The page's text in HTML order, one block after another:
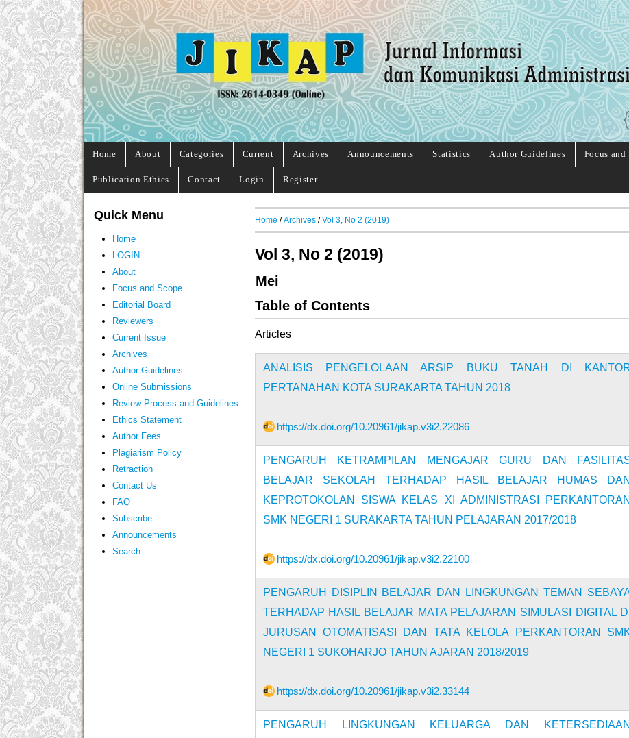
Home About Categories Current Archives Announcements Statistics Author Guidelines Focus and
Publication Ethics Contact Login Register
Quick Menu
Home
LOGIN
About
Focus and Scope
Editorial Board
Reviewers
Current Issue
Archives
Author Guidelines
Online Submissions
Review Process and Guidelines
Ethics Statement
Author Fees
Plagiarism Policy
Retraction
Contact Us
FAQ
Subscribe
Announcements
Search
Home /Archives /Vol 3, No 2 (2019)
Vol 3, No 2 (2019)
Mei
Table of Contents
Articles
ANALISIS PENGELOLAAN ARSIP BUKU TANAH DI
PERTANAHAN KOTA SURAKARTA TAHUN 2018
https://dx.doi.org/10.20961/jikap.v3i2.22086
PENGARUH KETRAMPILAN MENGAJAR GURU DAN
BELAJAR SEKOLAH TERHADAP HASIL BELAJAR HUMAS DAN
KEPROTOKOLAN SISWA KELAS XI ADMINISTRASI PERKANTORAN
SMK NEGERI 1 SURAKARTA TAHUN PELAJARAN 2017/2018
https://dx.doi.org/10.20961/jikap.v3i2.22100
PENGARUH DISIPLIN BELAJAR DAN LINGKUNGAN TEMAN
TERHADAP HASIL BELAJAR MATA PELAJARAN SIMULASI DIGITAL DI
JURUSAN OTOMATISASI DAN TATA KELOLA PERKANTORAN
NEGERI 1 SUKOHARJO TAHUN AJARAN 2018/2019
https://dx.doi.org/10.20961/jikap.v3i2.33144
PENGARUH LINGKUNGAN KELUARGA DAN KETERSEDIAAN